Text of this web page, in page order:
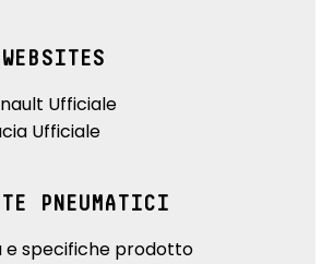
Ufficiale
Ufficiale
PNEUMATICI
e specifiche prodotto